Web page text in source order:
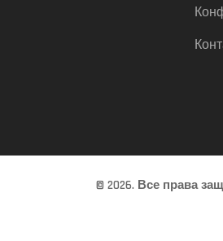
© 2026. Все права